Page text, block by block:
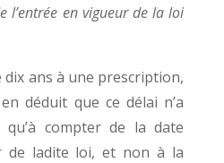
l’entrée en vigueur de la loi
dix ans à une prescription,
déduit que ce délai n’a
compter de la date
de ladite loi, et non à la